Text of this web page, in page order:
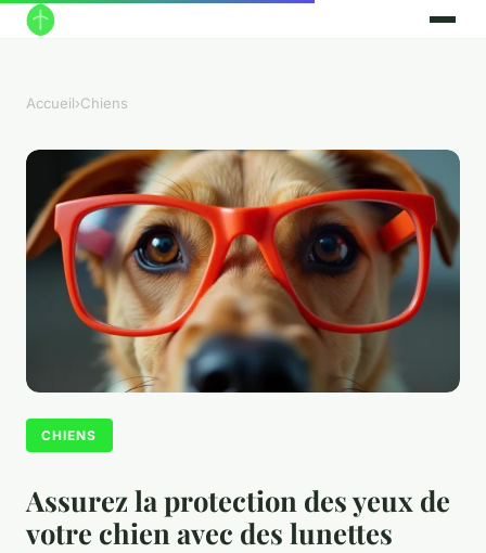
Accueil›Chiens
CHIENS
Assurez la protection des yeux de
votre chien avec des lunettes